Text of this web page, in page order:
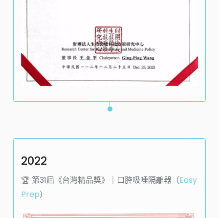
2022
🏆️ 第31屆《台灣精品獎》｜口腔吸唾隔離器（Easy
Prep）